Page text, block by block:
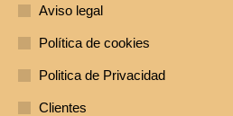
Aviso legal
Política de cookies
Politica de Privacidad
Clientes